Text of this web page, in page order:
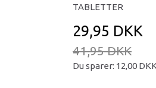
TABLETTER
29,95 DKK
41,95 DKK
Du sparer: 12,00 DKK